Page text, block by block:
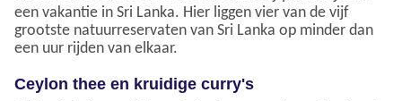
een vakantie in Sri Lanka. Hier liggen vier van de vijf
grootste natuurreservaten van Sri Lanka op minder dan
een uur rijden van elkaar.
Ceylon thee en kruidige curry's